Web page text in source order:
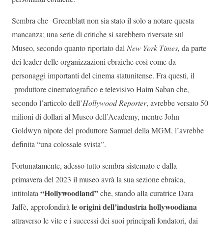
Sembra che Greenblatt non sia stato il solo a notare questa
mancanza; una serie di critiche si sarebbero riversate sul
Museo, secondo quanto riportato dal New York Times, da parte
dei leader delle organizzazioni ebraiche così come da
personaggi importanti del cinema statunitense. Fra questi, il
produttore cinematografico e televisivo Haim Saban che,
secondo l’articolo dell’Hollywood Reporter, avrebbe versato 50
milioni di dollari al Museo dell’Academy, mentre John
Goldwyn nipote del produttore Samuel della MGM, l’avrebbe
definita “una colossale svista”.
Fortunatamente, adesso tutto sembra sistemato e dalla
primavera del 2023 il museo avrà la sua sezione ebraica,
intitolata “Hollywoodland”che, stando alla curatrice Dara
Jaffè, approfondirà le origini dell’industria hollywoodiana
attraverso le vite e i successi dei suoi principali fondatori, dai